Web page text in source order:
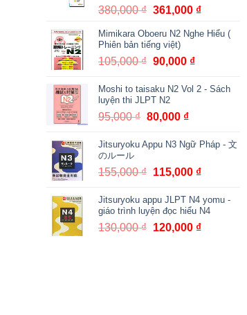
380,000₫ Giá
là:
380,000 ₫.
361,000 ₫Giá
tại
Mimikara Oboeru N2 Nghe Hiểu (
Phiên bản tiếng việt)
105,000₫ Giá
là:
105,000 ₫.
90,000 ₫Giá
tại
Moshi to taisaku N2 Vol 2 - Sách
luyện thi JLPT N2
95,000₫ Giá
là:
80,000 ₫Giá
tại
80,000 ₫.
Jitsuryoku Appu N3 Ngữ Pháp - 文
のルール
155,000₫ Giá
là:
155,000 ₫.
115,000 ₫Giá
tại
là:
115,000 ₫.
Jitsuryoku appu JLPT N4 yomu -
giáo trình luyện đọc hiểu N4
130,000₫ Giá
120,000 ₫Giá